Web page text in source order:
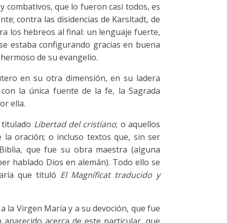
combativos, que lo fueron casi todos, es
contra las disidencias de Karsltadt, de
los hebreos al final: un lenguaje fuerte,
estaba configurando gracias en buena
de su evangelio.
en su otra dimensión, en su ladera
la única fuente de la fe, la Sagrada
ella.
Libertad del cristiano; o aquellos
la oración; o incluso textos que, sin ser
que fue su obra maestra (alguna
hablado Dios en alemán). Todo ello se
que tituló El Magníficat traducido y
la Virgen María y a su devoción, que fue